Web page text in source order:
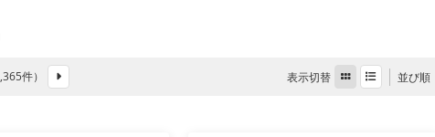
件） 表示切替 並び順